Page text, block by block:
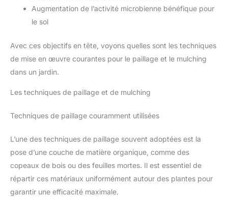
Augmentation de l’activité microbienne bénéfique pour
le sol
Avec ces objectifs en tête, voyons quelles sont les techniques
de mise en œuvre courantes pour le paillage et le mulching
dans un jardin.
Les techniques de paillage et de mulching
Techniques de paillage couramment utilisées
L’une des techniques de paillage souvent adoptées est la
pose d’une couche de matière organique, comme des
copeaux de bois ou des feuilles mortes. Il est essentiel de
répartir ces matériaux uniformément autour des plantes pour
garantir une efficacité maximale.